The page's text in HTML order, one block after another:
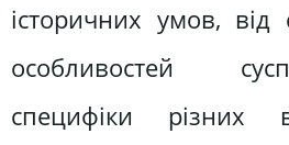
історичних умов, від
особливостей
специфіки різних